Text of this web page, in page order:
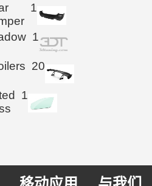
1
1
20
1